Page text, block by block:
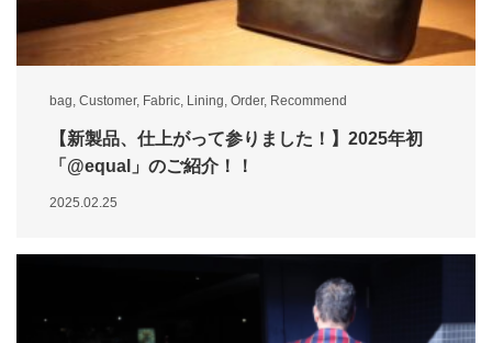
bag, Customer, Fabric, Lining, Order, Recommend
【新製品、仕上がって参りました！】2025年初
「@equal」のご紹介！！
2025.02.25